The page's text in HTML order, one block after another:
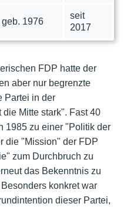
geb. 1976
seit
2017
FDP hatte der
aber nur begrenzte
Partei in der
die Mitte stark". Fast 40
1985 zu einer "Politik der
die "Mission" der FDP
zum Durchbruch zu
das Bekenntnis zu
konkret war
dieser Partei,